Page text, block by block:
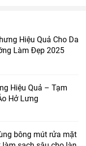
Hiệu Quả Cho Da
Làm Đẹp 2025
Hiệu Quả – Tạm
Hở Lưng
bông mút rửa mặt